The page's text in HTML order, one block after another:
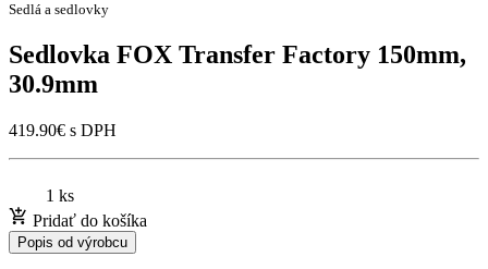
Sedlá a sedlovky
Sedlovka FOX Transfer Factory 150mm,
30.9mm
419.90€ s DPH
1 ks
Pridať do košíka
Popis od výrobcu